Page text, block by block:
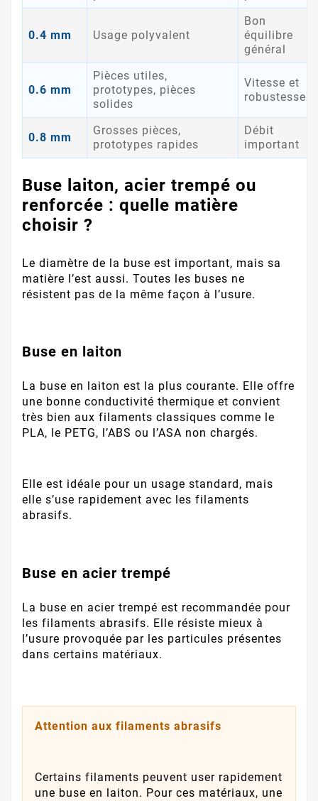
0.4 mm Usage polyvalent
Bon
équilibre
général
0.6 mm
Pièces utiles,
prototypes, pièces
solides
Vitesse et
robustesse
0.8 mm
Grosses pièces,
prototypes rapides
Débit
important
Buse laiton, acier trempé ou
renforcée : quelle matière
choisir ?
Le diamètre de la buse est important, mais sa
matière l’est aussi. Toutes les buses ne
résistent pas de la même façon à l’usure.
Buse en laiton
La buse en laiton est la plus courante. Elle offre
une bonne conductivité thermique et convient
très bien aux filaments classiques comme le
PLA, le PETG, l’ABS ou l’ASA non chargés.
Elle est idéale pour un usage standard, mais
elle s’use rapidement avec les filaments
abrasifs.
Buse en acier trempé
La buse en acier trempé est recommandée pour
les filaments abrasifs. Elle résiste mieux à
l’usure provoquée par les particules présentes
dans certains matériaux.
Attention aux filaments abrasifs
Certains filaments peuvent user rapidement
une buse en laiton. Pour ces matériaux, une